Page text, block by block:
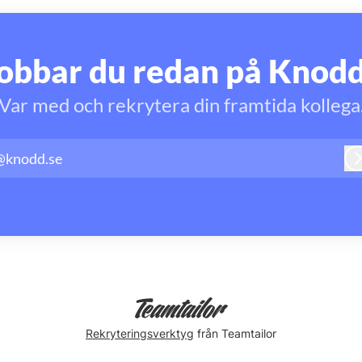
du redan på
med och rekrytera din framtida
Rekryteringsverktyg från Teamtailor